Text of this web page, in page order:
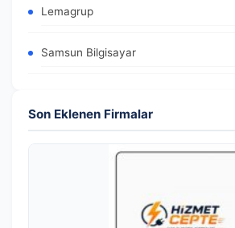
Lemagrup
Samsun Bilgisayar
Son Eklenen Firmalar